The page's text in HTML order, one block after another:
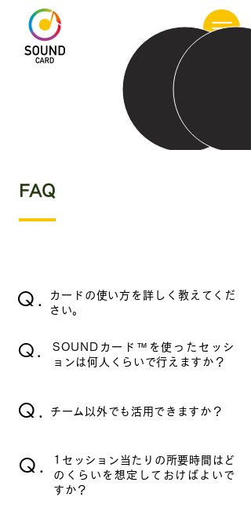
FAQ
Q.
カードの使い方を詳しく教えてくだ
さい。
Q.
SOUNDカード™を使ったセッシ
ョンは何人くらいで行えますか？
Q. チーム以外でも活用できますか？
Q.
1セッション当たりの所要時間はど
のくらいを想定しておけばよいで
すか？